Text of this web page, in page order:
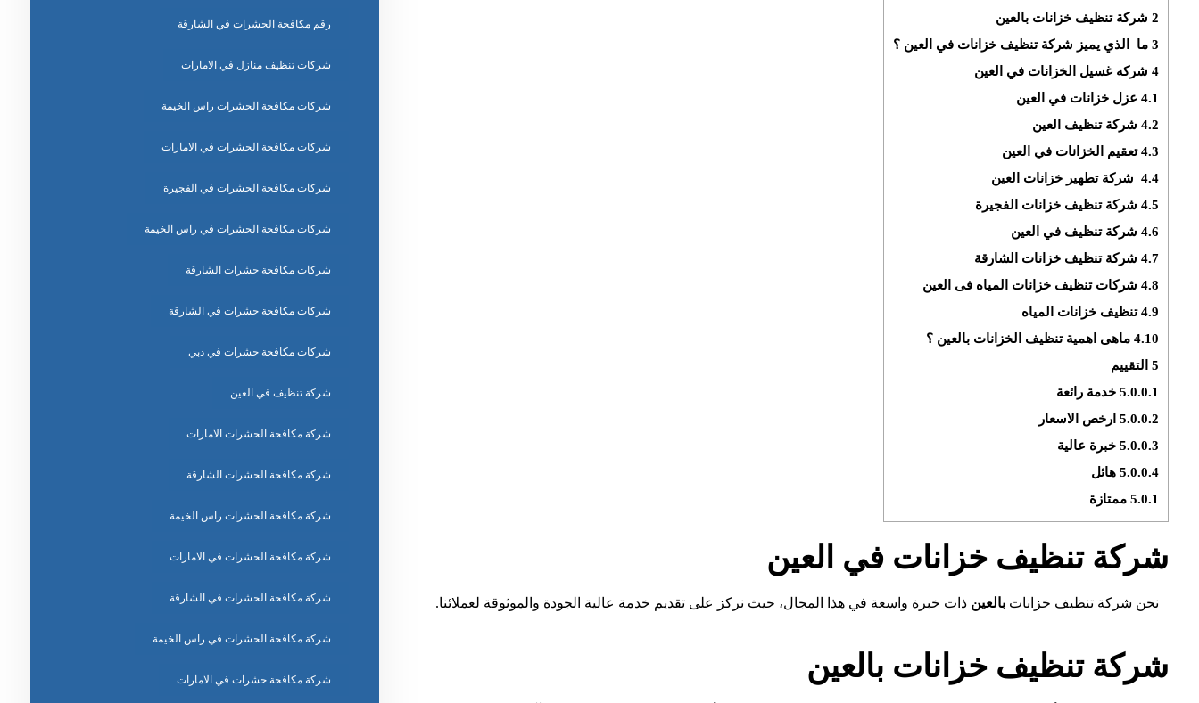
2شركة تنظيف خزانات بالعين
3ما الذي يميز شركة تنظيف خزانات في العين ؟
4شركه غسيل الخزانات في العين
4.1عزل خزانات في العين
4.2شركة تنظيف العين
4.3تعقيم الخزانات في العين
4.4شركة تطهير خزانات العين
4.5شركة تنظيف خزانات الفجيرة
4.6شركة تنظيف في العين
4.7شركة تنظيف خزانات الشارقة
4.8شركات تنظيف خزانات المياه فى العين
4.9تنظيف خزانات المياه
4.10ماهى اهمية تنظيف الخزانات بالعين ؟
5التقييم
5.0.0.1خدمة رائعة
5.0.0.2ارخص الاسعار
5.0.0.3خبرة عالية
5.0.0.4هائل
5.0.1ممتازة
شركة تنظيف خزانات في العين
نحن شركة تنظيف خزاناتبالعين ذات خبرة واسعة في هذا المجال، حيث نركز على تقديم خدمة عالية الجودة والموثوقة لعملائنا.
شركة تنظيف خزانات بالعين
رقم مكافحة الحشرات في الشارقة
شركات تنظيف منازل في الامارات
شركات مكافحة الحشرات راس الخيمة
شركات مكافحة الحشرات في الامارات
شركات مكافحة الحشرات في الفجيرة
شركات مكافحة الحشرات في راس الخيمة
شركات مكافحة حشرات الشارقة
شركات مكافحة حشرات في الشارقة
شركات مكافحة حشرات في دبي
شركة تنظيف في العين
شركة مكافحة الحشرات الامارات
شركة مكافحة الحشرات الشارقة
شركة مكافحة الحشرات راس الخيمة
شركة مكافحة الحشرات في الامارات
شركة مكافحة الحشرات في الشارقة
شركة مكافحة الحشرات في راس الخيمة
شركة مكافحة حشرات في الامارات